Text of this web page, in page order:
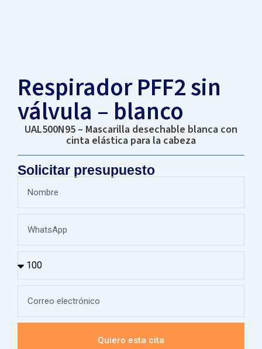
Respirador PFF2 sin
válvula – blanco
UAL500N95 – Mascarilla desechable blanca con
cinta elástica para la cabeza
Solicitar presupuesto
Quiero esta cita